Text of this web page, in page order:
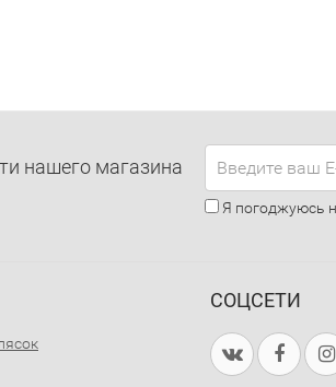
нашего магазина
Я погоджуюсь
СОЦСЕТИ